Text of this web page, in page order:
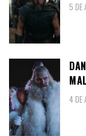
5 DE
4 DE